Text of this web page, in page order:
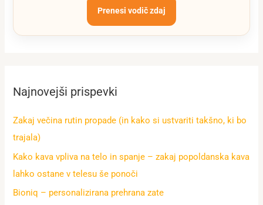
Prenesi vodič zdaj
Najnovejši prispevki
Zakaj večina rutin propade (in kako si ustvariti takšno, ki bo
trajala)
Kako kava vpliva na telo in spanje – zakaj popoldanska kava
lahko ostane v telesu še ponoči
Bioniq – personalizirana prehrana zate